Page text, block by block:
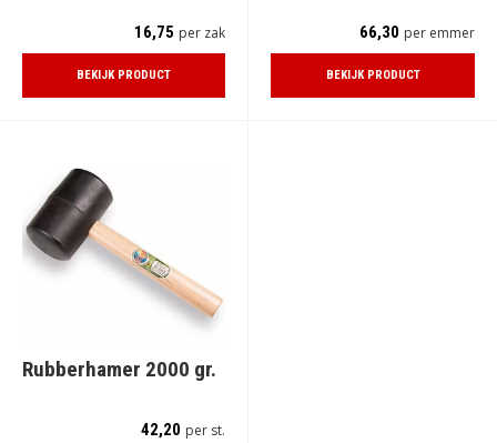
16,75 per zak
BEKIJK PRODUCT
66,30 per emmer
BEKIJK PRODUCT
Rubberhamer 2000 gr.
42,20 per st.